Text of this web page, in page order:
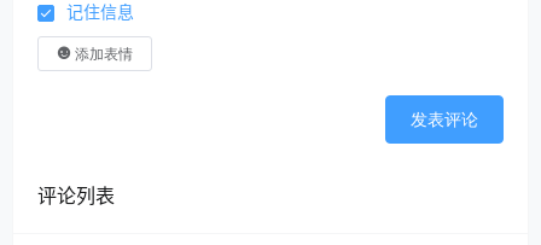
记住信息
添加表情
发表评论
评论列表